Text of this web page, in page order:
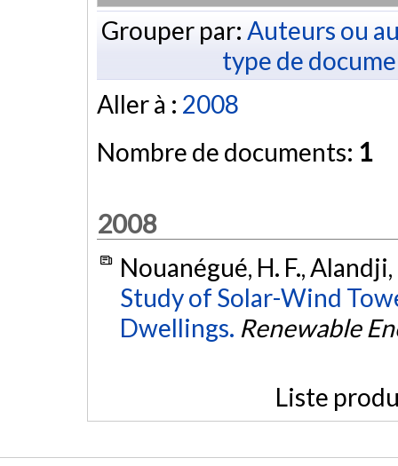
Grouper par: Auteurs ou
type de
Aller à : 2008
Nombre de documents: 1
2008
Nouanégué, H. F.,
Study of Solar-Wind
Dwellings. Renewable
Liste